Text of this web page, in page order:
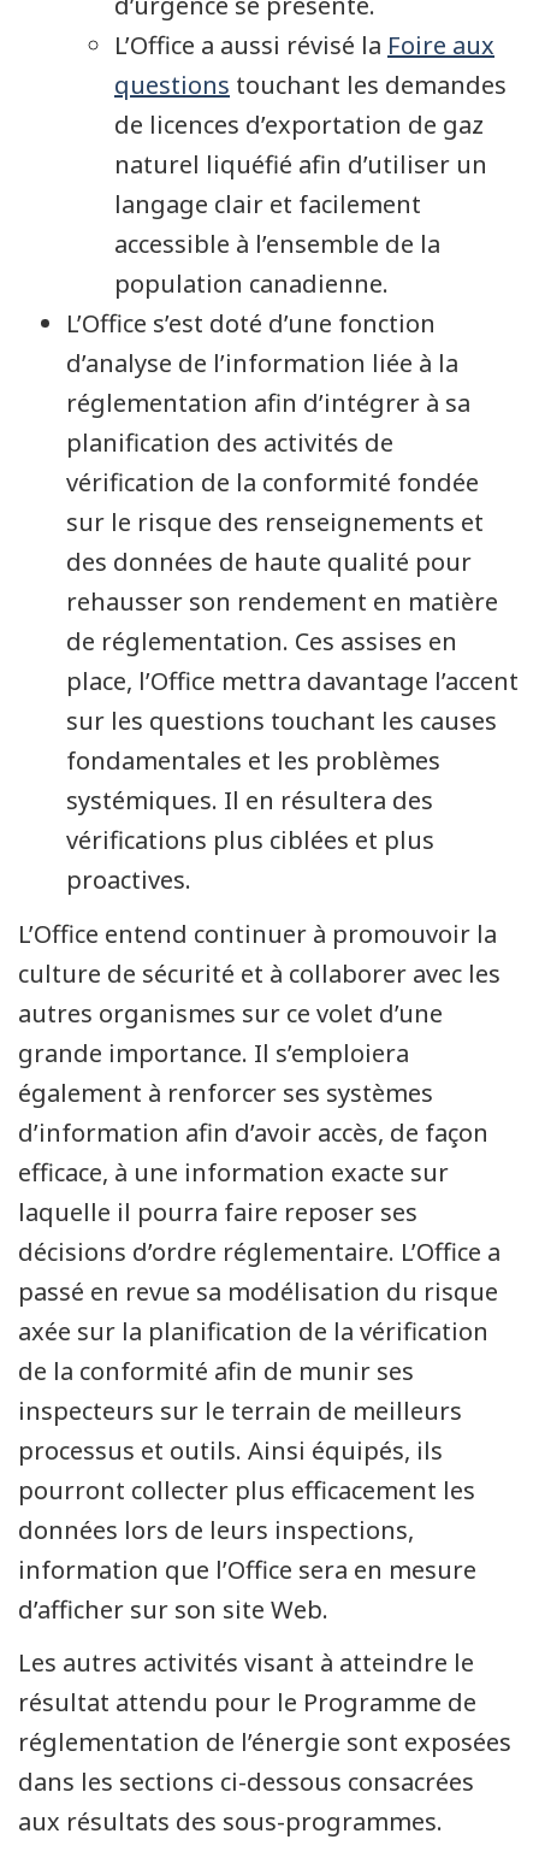
L’Office a aussi révisé la Foire aux
questions touchant les demandes
de licences d’exportation de gaz
naturel liquéfié afin d’utiliser un
langage clair et facilement
accessible à l’ensemble de la
population canadienne.
L’Office s’est doté d’une fonction
d’analyse de l’information liée à la
réglementation afin d’intégrer à sa
planification des activités de
vérification de la conformité fondée
sur le risque des renseignements et
des données de haute qualité pour
rehausser son rendement en matière
de réglementation. Ces assises en
place, l’Office mettra davantage l’accent
sur les questions touchant les causes
fondamentales et les problèmes
systémiques. Il en résultera des
vérifications plus ciblées et plus
proactives.
L’Office entend continuer à promouvoir la
culture de sécurité et à collaborer avec les
autres organismes sur ce volet d’une
grande importance. Il s’emploiera
également à renforcer ses systèmes
d’information afin d’avoir accès, de façon
efficace, à une information exacte sur
laquelle il pourra faire reposer ses
décisions d’ordre réglementaire. L’Office a
passé en revue sa modélisation du risque
axée sur la planification de la vérification
de la conformité afin de munir ses
inspecteurs sur le terrain de meilleurs
processus et outils. Ainsi équipés, ils
pourront collecter plus efficacement les
données lors de leurs inspections,
information que l’Office sera en mesure
d’afficher sur son site Web.
Les autres activités visant à atteindre le
résultat attendu pour le Programme de
réglementation de l’énergie sont exposées
dans les sections ci-dessous consacrées
aux résultats des sous-programmes.